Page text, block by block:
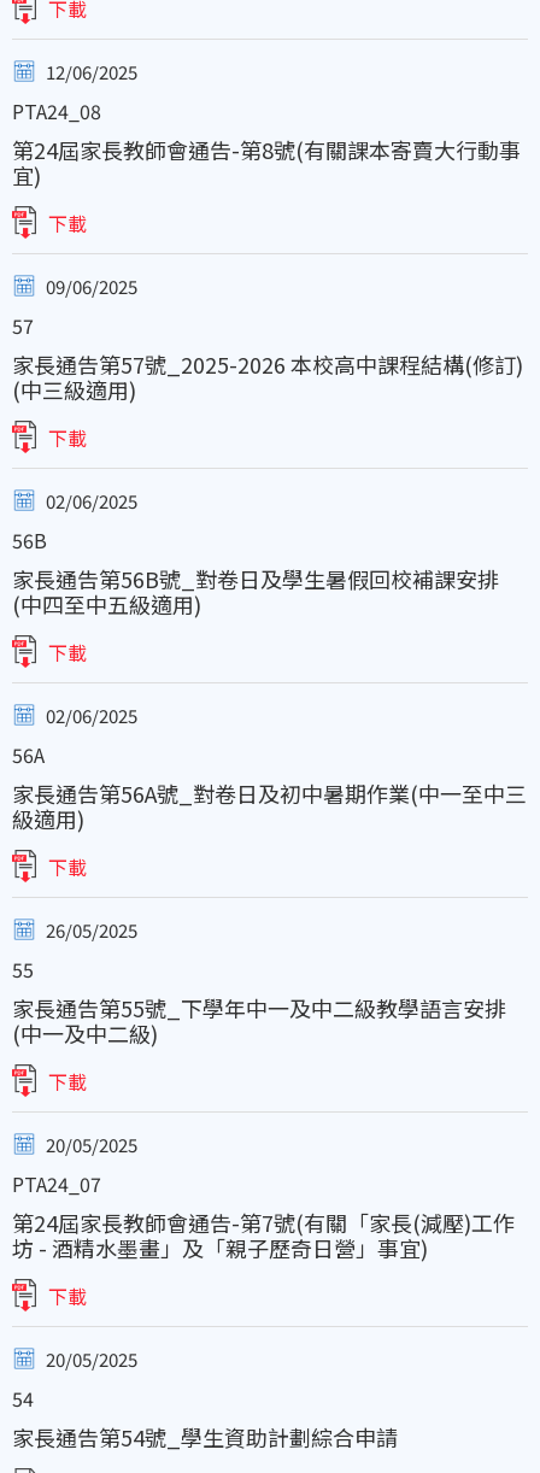
下載
12/06/2025
PTA24_08
第24屆家長教師會通告-第8號(有關課本寄賣大行動事
宜)
下載
09/06/2025
57
家長通告第57號_2025-2026 本校高中課程結構(修訂)
(中三級適用)
下載
02/06/2025
56B
家長通告第56B號_對卷日及學生暑假回校補課安排
(中四至中五級適用)
下載
02/06/2025
56A
家長通告第56A號_對卷日及初中暑期作業(中一至中三
級適用)
下載
26/05/2025
55
家長通告第55號_下學年中一及中二級教學語言安排
(中一及中二級)
下載
20/05/2025
PTA24_07
第24屆家長教師會通告-第7號(有關「家長(減壓)工作
坊 - 酒精水墨畫」及「親子歷奇日營」事宜)
下載
20/05/2025
54
家長通告第54號_學生資助計劃綜合申請